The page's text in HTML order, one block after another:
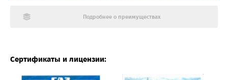
Подробнее о преимуществах
Сертификаты и лицензии: